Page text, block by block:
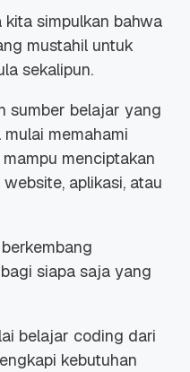
kita simpulkan bahwa
mustahil untuk
sekalipun.
sumber belajar yang
memahami
menciptakan
aplikasi, atau
siapa saja yang
belajar coding dari
kebutuhan